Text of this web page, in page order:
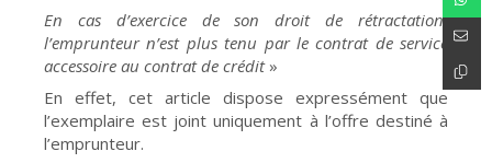
En cas d’exercice de son droit de rétractation,
l’emprunteur n’est plus tenu par le contrat de service
accessoire au contrat de crédit »
En effet, cet article dispose expressément que
l’exemplaire est joint uniquement à l’offre destiné à
l’emprunteur.